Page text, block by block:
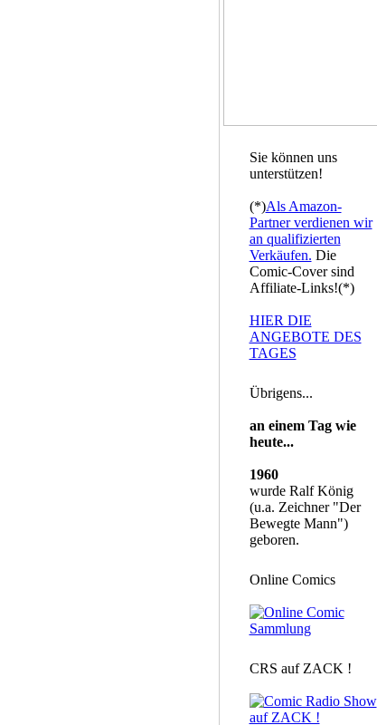
Sie können uns
unterstützen!
(*)Als Amazon-
Partner verdienen wir
an qualifizierten
Verkäufen. Die
Comic-Cover sind
Affiliate-Links!(*)
HIER DIE
ANGEBOTE DES
TAGES
Übrigens...
an einem Tag wie
heute...
1960
wurde Ralf König
(u.a. Zeichner "Der
Bewegte Mann")
geboren.
Online Comics
CRS auf ZACK !